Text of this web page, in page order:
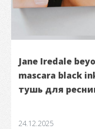
Jane Iredale
mascara black
тушь для
24.12.2025